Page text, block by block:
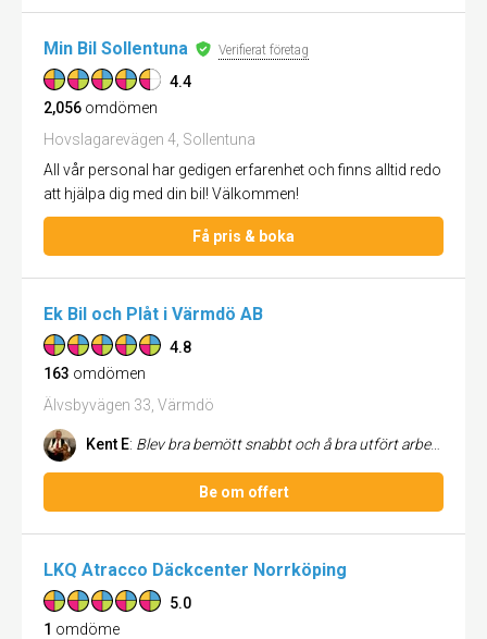
Min Bil Sollentuna Verifierat företag
4.4
2,056 omdömen
Hovslagarevägen 4, Sollentuna
All vår personal har gedigen erfarenhet och finns alltid redo
att hjälpa dig med din bil! Välkommen!
Få pris & boka
Ek Bil och Plåt i Värmdö AB
4.8
163 omdömen
Älvsbyvägen 33, Värmdö
Kent E: Blev bra bemött snabbt och å bra utfört arbete kan rekommenderas Kent
Be om offert
LKQ Atracco Däckcenter Norrköping
5.0
1 omdöme